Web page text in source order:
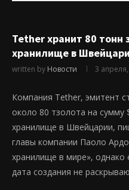
Tether хранит 80 тонн
хранилище в
written by Новости 3
Компания Tether, эмитент
около 80 тзолота на сумму
хранилище в Швейцарии,
главы компании Паоло
хранилище в мире»,
дата создания не